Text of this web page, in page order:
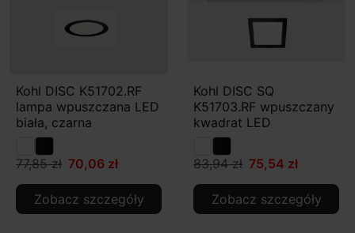
Kohl DISC K51702.RF
lampa wpuszczana LED
biała, czarna
77,85 zł 70,06 zł
Zobacz szczegóły
Kohl DISC SQ
K51703.RF wpuszczany
kwadrat LED
83,94 zł 75,54 zł
Zobacz szczegóły